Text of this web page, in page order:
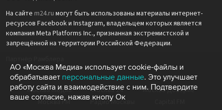
На сайте m24.ru могут быть использованы материалы интернет-
ресурсов Facebook и Instagram, владельцем которых является
компания Meta Platforms Inc., признанная экстремистской и
запрещённой на территории Российской Федерации.
Москва Медиа Москва 24
Москва Доверие
Москва FM
Радио Москвы
АО «Москва Медиа» использует cookie-файлы и
обрабатывает персональные данные. Это улучшает
работу сайта и взаимодействие с ним. Подтвердите
ваше согласие, нажав кнопу Ок